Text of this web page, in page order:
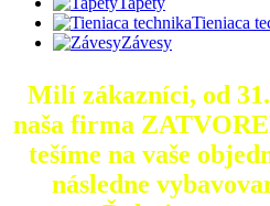
Tieniaca
Závesy
Milí zákazníci, od
naša firma
tešíme na vaše
následne